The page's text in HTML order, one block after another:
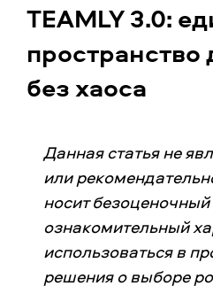
TEAMLY 3.0:
пространство
без хаоса
Данная статья не
или
носит безоценочный
ознакомительный
использоваться в
решения о выборе